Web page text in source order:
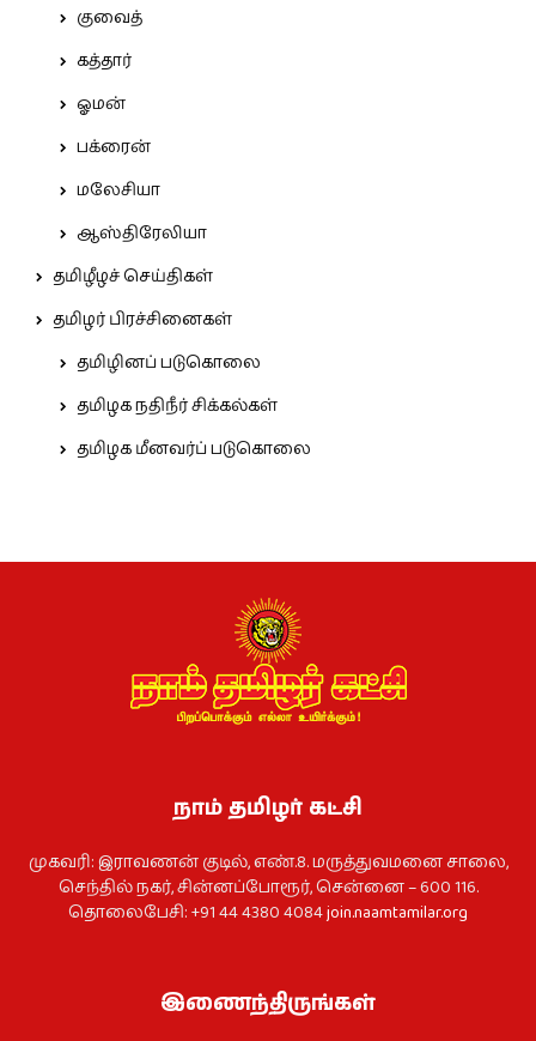
குவைத்
கத்தார்
ஓமன்
பக்ரைன்
மலேசியா
ஆஸ்திரேலியா
தமிழீழச் செய்திகள்
தமிழர் பிரச்சினைகள்
தமிழினப் படுகொலை
தமிழக நதிநீர் சிக்கல்கள்
தமிழக மீனவர்ப் படுகொலை
நாம் தமிழர் கட்சி
முகவரி: இராவணன் குடில், எண்.8. மருத்துவமனை சாலை,
செந்தில் நகர், சின்னப்போரூர், சென்னை – 600 116.
தொலைபேசி: +91 44 4380 4084join.naamtamilar.org
இணைந்திருங்கள்